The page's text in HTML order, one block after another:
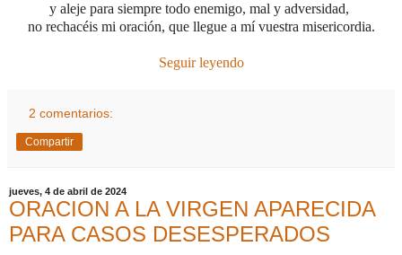
y aleje para siempre todo enemigo, mal y adversidad,
no rechacéis mi oración, que llegue a mí vuestra misericordia.
Seguir leyendo
2 comentarios:
Compartir
jueves, 4 de abril de 2024
ORACION A LA VIRGEN APARECIDA
PARA CASOS DESESPERADOS